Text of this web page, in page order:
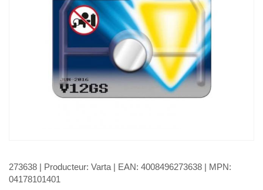
273638 | Producteur: Varta | EAN: 4008496273638 | MPN:
04178101401